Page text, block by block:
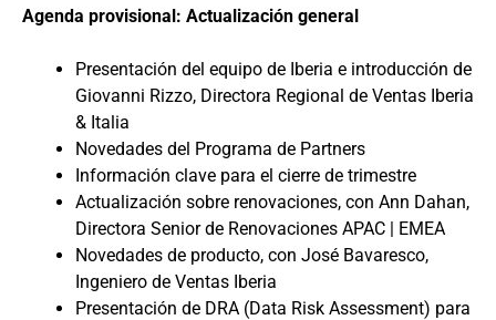
Agenda provisional: Actualización general
Presentación del equipo de Iberia e introducción de
Giovanni Rizzo, Directora Regional de Ventas Iberia
& Italia
Novedades del Programa de Partners
Información clave para el cierre de trimestre
Actualización sobre renovaciones, con Ann Dahan,
Directora Senior de Renovaciones APAC | EMEA
Novedades de producto, con José Bavaresco,
Ingeniero de Ventas Iberia
Presentación de DRA (Data Risk Assessment) para